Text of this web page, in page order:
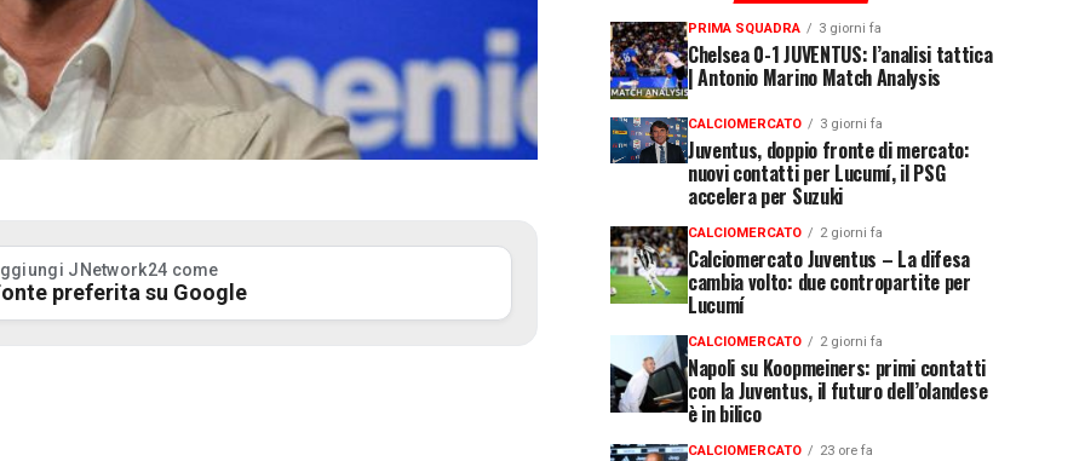
JNetwork24 come
preferita su Google
PRIMA SQUADRA 3 giorni fa
Chelsea 0-1 JUVENTUS: l’analisi tattica
| Antonio Marino Match Analysis
CALCIOMERCATO 3 giorni fa
Juventus, doppio fronte di mercato:
nuovi contatti per Lucumí, il PSG
accelera per Suzuki
CALCIOMERCATO 2 giorni fa
Calciomercato Juventus – La difesa
cambia volto: due contropartite per
Lucumí
CALCIOMERCATO 2 giorni fa
Napoli su Koopmeiners: primi contatti
con la Juventus, il futuro dell’olandese
è in bilico
CALCIOMERCATO 23 ore fa